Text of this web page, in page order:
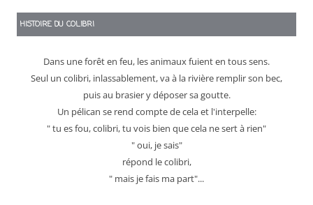
HISTOIRE DU COLIBRI
Dans une forêt en feu, les animaux fuient en tous sens.
Seul un colibri, inlassablement, va à la rivière remplir son bec,
puis au brasier y déposer sa goutte.
Un pélican se rend compte de cela et l'interpelle:
" tu es fou, colibri, tu vois bien que cela ne sert à rien"
" oui, je sais"
répond le colibri,
" mais je fais ma part"...